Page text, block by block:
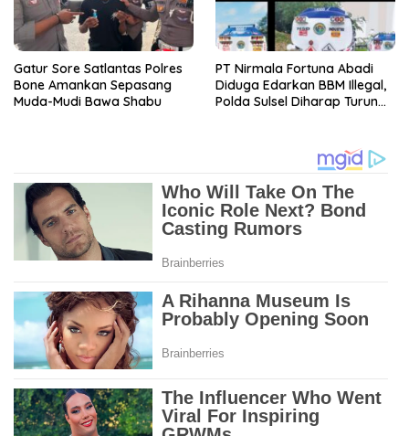
Gatur Sore Satlantas Polres
Bone Amankan Sepasang
Muda-Mudi Bawa Shabu
PT Nirmala Fortuna Abadi
Diduga Edarkan BBM Illegal,
Polda Sulsel Diharap Turun